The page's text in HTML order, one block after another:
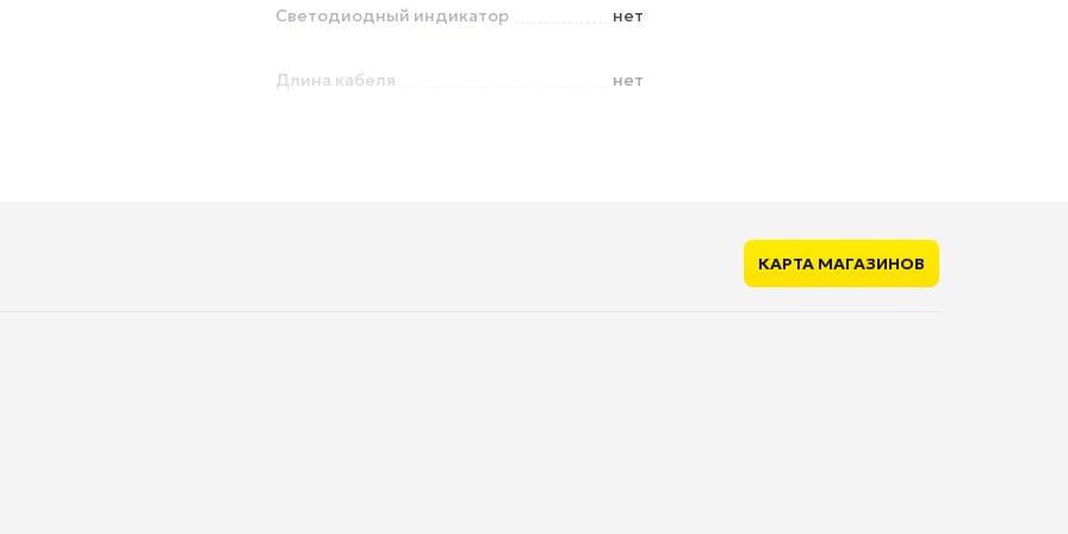
Светодиодный индикатор
нет
Длина кабеля
нет
КАРТА МАГАЗИНОВ